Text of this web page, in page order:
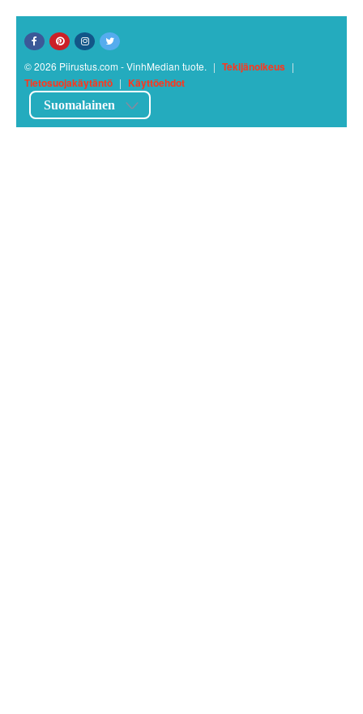
© 2026 Piirustus.com - VinhMedian tuote. | Tekijänoikeus |
Tietosuojakäytäntö | Käyttöehdot
Suomalainen